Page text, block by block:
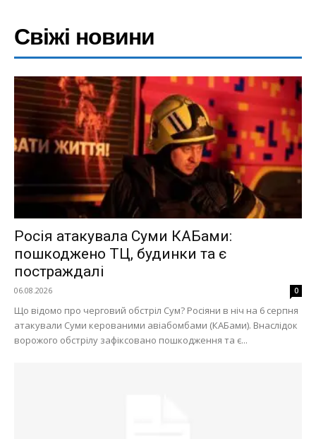
Свіжі новини
Росія атакувала Суми КАБами:
пошкоджено ТЦ, будинки та є
постраждалі
06.08.2026 0
Що відомо про черговий обстріл Сум? Росіяни в ніч на 6 серпня
атакували Суми керованими авіабомбами (КАБами). Внаслідок
ворожого обстрілу зафіксовано пошкодження та є...